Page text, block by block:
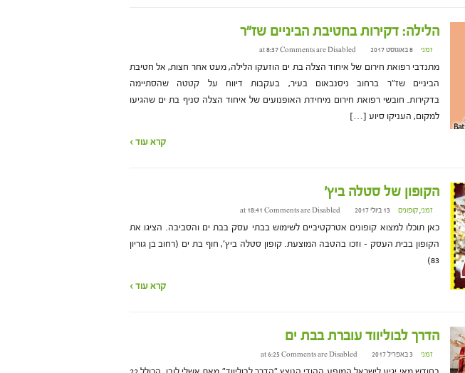
הלילה: דקירות בחטיבת הביניים שז"ר
זמני 8 באוגוסט 2017 at 8:37 Comments are Disabled
מתנדבי רפואת חירום של איחוד הצלה בת ים הוזעקו הלילה, מעט אחר חצות, אל חטיבת
הביניים שז"ר ברחוב ניסנבאום בעיר, בעקבות דיווח על קטטה שהסתיימה
בדקירות. חובשי רפואת חירום מיחידת האופנועים של איחוד הצלה סניף בת ים שהגיעו
למקום, העניקו סיוע […]
קרא עוד ›
הקופון של סטלה ביץ׳
זמני,קופונים 13 ביולי 2017 at 18:41 Comments are Disabled
כאן תוכלו למצוא קופונים אטרקטיביים לשימוש בבתי עסק בבת ים והסביבה. הציגו את
הקופון בבית העסק – וזכו בהטבה המוצעת. קופון סטלה ביץ', חוף בת ים (רחוב בן גוריון
83)
קרא עוד ›
הדרך לבוליווד עוברת בבת ים
זמני 3 באפריל 2017 at 6:25 Comments are Disabled